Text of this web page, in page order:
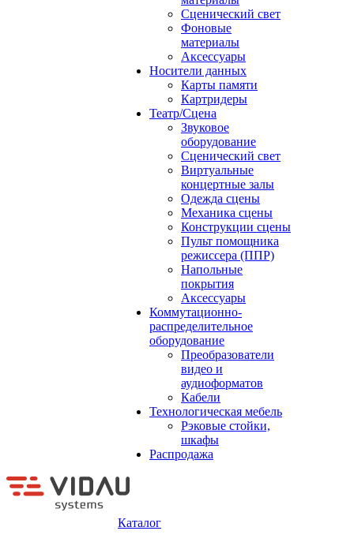
Сценический свет
Фоновые
материалы
Аксессуары
Носители данных
Карты памяти
Картридеры
Театр/Сцена
Звуковое
оборудование
Сценический свет
Виртуальные
концертные залы
Одежда сцены
Механика сцены
Конструкции сцены
Пульт помощника
режиссера (ППР)
Напольные
покрытия
Аксессуары
Коммутационно-
распределительное
оборудование
Преобразователи
видео и
аудиоформатов
Кабели
Технологическая мебель
Рэковые стойки,
шкафы
Распродажа
Каталог